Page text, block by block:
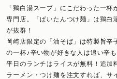
「鶏白湯スープ」にこだわった一
専門店。「ぱいたんつけ麺」は鶏白
が抜群！
岡崎店限定の「油そば」は特製旨辛
の一杯♪辛い物が好きな人は追い辛
平日のランチはライスが無料！追加
ラーメン・つけ麺を注文すれば、サ